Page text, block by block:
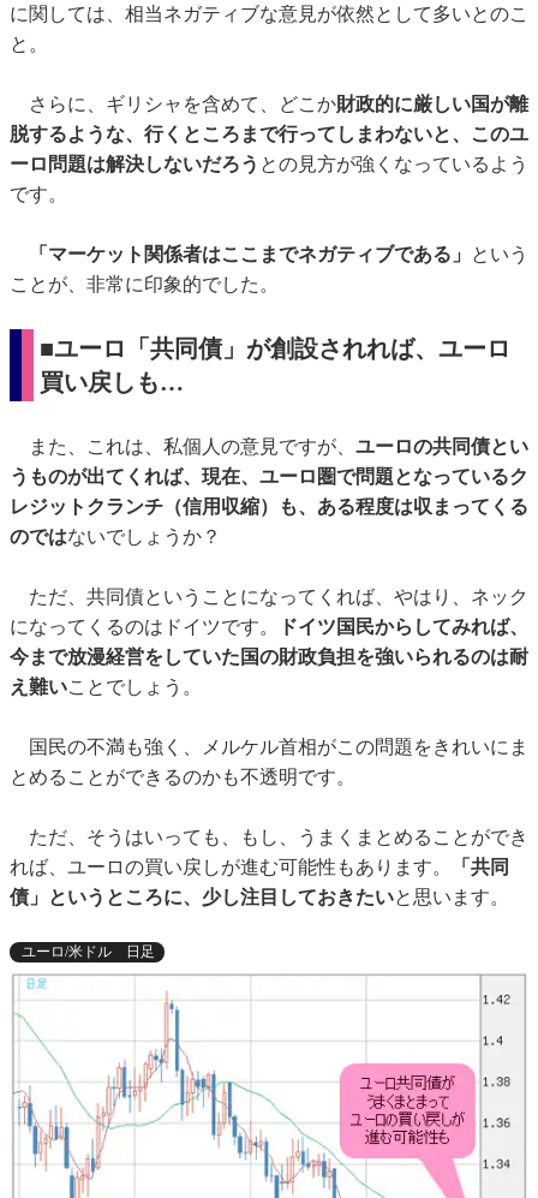
に関しては、相当ネガティブな意見が依然として多いとのこ
と。
さらに、ギリシャを含めて、どこか財政的に厳しい国が離
脱するような、行くところまで行ってしまわないと、このユ
ーロ問題は解決しないだろう との見方が強くなっているよう
です。
「マーケット関係者はここまでネガティブである」
という
ことが、非常に印象的でした。
■ユーロ「共同債」が創設されれば、ユーロ
買い戻しも…
また、これは、私個人の意見ですが、 ユーロの共同債とい
うものが出てくれば、現在、ユーロ圏で問題となっているク
レジットクランチ（信用収縮）も、ある程度は収まってくる
のではないでしょうか？
ただ、共同債ということになってくれば、やはり、ネック
になってくるのはドイツです。
ドイツ国民からしてみれば、
今まで放漫経営をしていた国の財政負担を強いられるのは耐
え難いことでしょう。
国民の不満も強く、メルケル首相がこの問題をきれいにま
とめることができるのかも不透明です。
ただ、そうはいっても、もし、うまくまとめることができ
れば、ユーロの買い戻しが進む可能性もあります。
「共同
債」というところに、少し注目しておきたいと思います。
ユーロ/米ドル 日足